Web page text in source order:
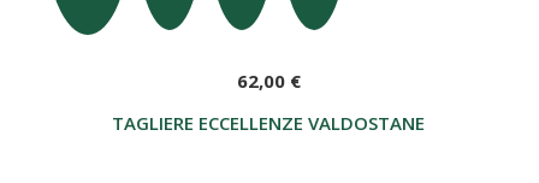
TAGLIERE ECCELLENZE VALDOSTANE "DE
62,00 €